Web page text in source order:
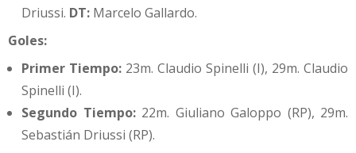
Driussi. DT: Marcelo Gallardo.
Goles:
Primer Tiempo: 23m. Claudio Spinelli (I), 29m. Claudio
Spinelli (I).
Segundo Tiempo:22m. Giuliano Galoppo (RP), 29m.
Sebastián Driussi (RP).